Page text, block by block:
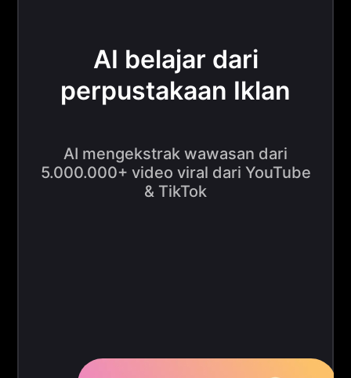
AI belajar dari
perpustakaan Iklan
AI mengekstrak wawasan dari
5.000.000+ video viral dari YouTube
& TikTok